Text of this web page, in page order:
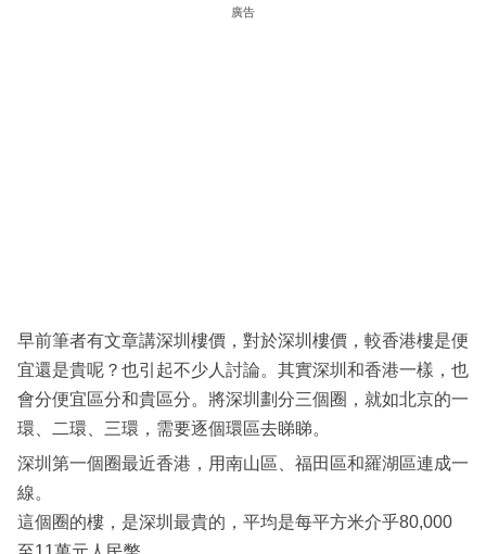
閱
專
區
廣告
早前筆者有文章講深圳樓價，對於深圳樓價，較香港樓是便
宜還是貴呢？也引起不少人討論。其實深圳和香港一樣，也
會分便宜區分和貴區分。將深圳劃分三個圈，就如北京的一
環、二環、三環，需要逐個環區去睇睇。
深圳第一個圈最近香港，用南山區、福田區和羅湖區連成一
線。
這個圈的樓，是深圳最貴的，平均是每平方米介乎80,000